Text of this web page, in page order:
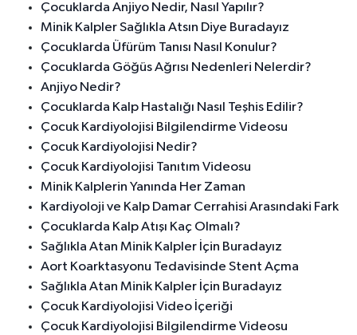
Çocuklarda Anjiyo Nedir, Nasıl Yapılır?
Minik Kalpler Sağlıkla Atsın Diye Buradayız
Çocuklarda Üfürüm Tanısı Nasıl Konulur?
Çocuklarda Göğüs Ağrısı Nedenleri Nelerdir?
Anjiyo Nedir?
Çocuklarda Kalp Hastalığı Nasıl Teşhis Edilir?
Çocuk Kardiyolojisi Bilgilendirme Videosu
Çocuk Kardiyolojisi Nedir?
Çocuk Kardiyolojisi Tanıtım Videosu
Minik Kalplerin Yanında Her Zaman
Kardiyoloji ve Kalp Damar Cerrahisi Arasındaki Fark
Çocuklarda Kalp Atışı Kaç Olmalı?
Sağlıkla Atan Minik Kalpler İçin Buradayız
Aort Koarktasyonu Tedavisinde Stent Açma
Sağlıkla Atan Minik Kalpler İçin Buradayız
Çocuk Kardiyolojisi Video İçeriği
Çocuk Kardiyolojisi Bilgilendirme Videosu